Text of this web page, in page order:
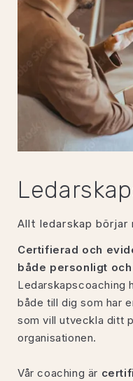
Allt ledarskap börjar
Certifierad och
både personligt
Ledarskapscoaching
både till dig som har
som vill utveckla ditt
organisationen.
Vår coaching är